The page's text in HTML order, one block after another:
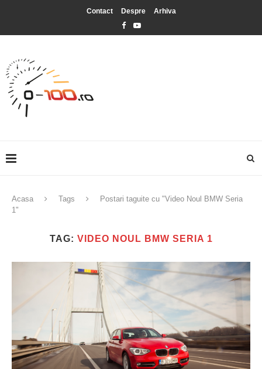
Contact Despre Arhiva
Acasa Tags
Postari taguite cu "Video Noul BMW Seria
1"
TAG: VIDEO NOUL BMW SERIA 1